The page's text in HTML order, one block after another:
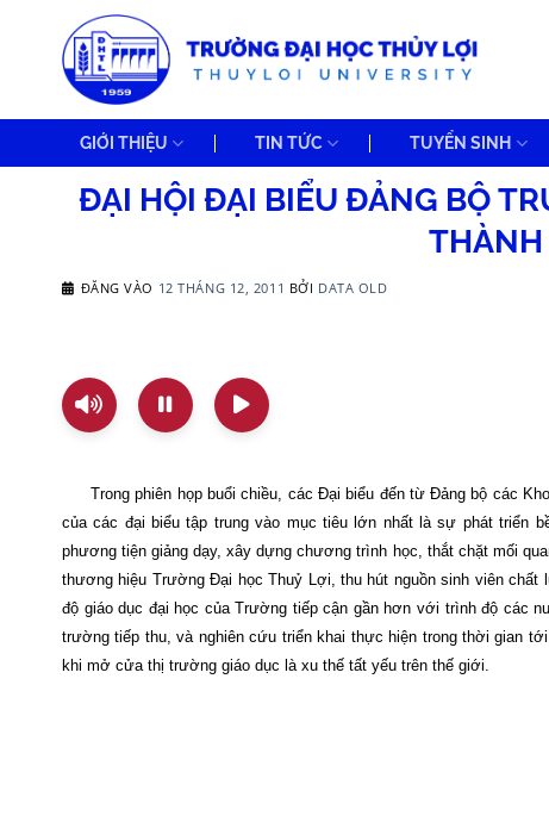
GIỚI THIỆU TIN TỨC TUYỂN SINH
ĐẠI HỘI ĐẠI BIỂU ĐẢNG BỘ
THÀNH
ĐĂNG VÀO 12 THÁNG 12, 2011 BỞI DATA OLD
Trong phiên họp buổi chiều, các Đại biểu đến từ Đảng bộ các
của các đại biểu tập trung vào mục tiêu lớn nhất là sự phát triển
phương tiện giảng dạy, xây dựng chương trình học, thắt chặt mối
thương hiệu Trường Đại học Thuỷ Lợi, thu hút nguồn sinh viên
độ giáo dục đại học của Trường tiếp cận gần hơn với trình độ các
trường tiếp thu, và nghiên cứu triển khai thực hiện trong thời gian
khi mở cửa thị trường giáo dục là xu thế tất yếu trên thế giới.